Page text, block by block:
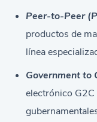
Peer-to-Peer
productos de
línea
Government to
electrónico